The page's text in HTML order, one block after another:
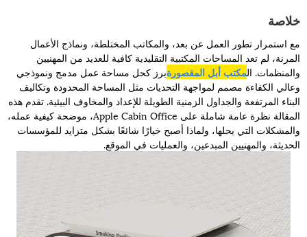
خلاصة
مع استمرار تطور العمل عن بعد، والمكاتب المختلطة، ونماذج الأعمال
المرنة، لم تعد المساحات المكتبية التقليدية كافية للعديد من المهنيين
والمنظمات. المكتب أبل المقصورةبرز كحل مساحة عمل مدمج ونموذجي
وعالي الكفاءة مصمم لمواجهة التحديات مثل المساحة المحدودة وتكاليف
البناء المرتفعة والجداول الزمنية الطويلة للإعداد والمخاوف البيئية. تقدم هذه
المقالة نظرة عامة شاملة على Apple Cabin Office، موضحة كيفية عمله،
والمشكلات التي يحلها، ولماذا أصبح خيارًا شائعًا بشكل متزايد للمؤسسات
الحديثة، والمهنيين المبدعين، والعمليات في الموقع.